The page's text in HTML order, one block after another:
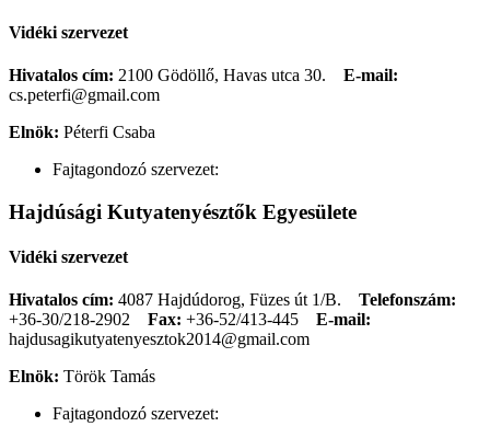
Vidéki szervezet
Hivatalos cím: 2100 Gödöllő, Havas utca 30. E-mail:
cs.peterfi@gmail.com
Elnök: Péterfi Csaba
Fajtagondozó szervezet:
Hajdúsági Kutyatenyésztők Egyesülete
Vidéki szervezet
Hivatalos cím: 4087 Hajdúdorog, Füzes út 1/B. Telefonszám:
+36-30/218-2902
Fax: +36-52/413-445
E-mail:
hajdusagikutyatenyesztok2014@gmail.com
Elnök: Török Tamás
Fajtagondozó szervezet: